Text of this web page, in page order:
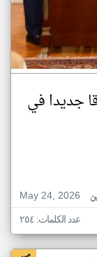
جديدا في
May 24, 2026
عدد الكلمات: ٢٥٤